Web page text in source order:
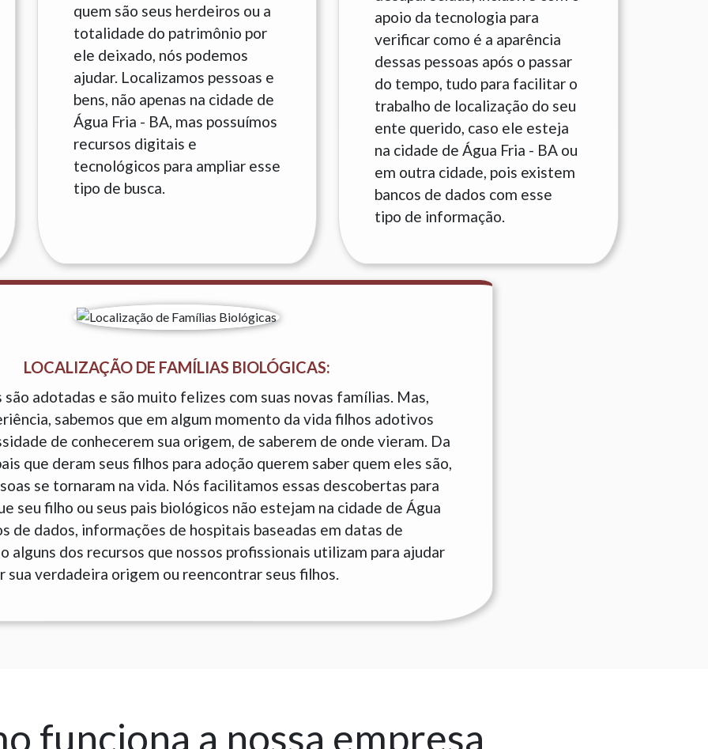
quem são seus herdeiros ou a
totalidade do patrimônio por
ele deixado, nós podemos
ajudar. Localizamos pessoas e
bens, não apenas na cidade de
Água Fria - BA, mas possuímos
recursos digitais e
tecnológicos para ampliar esse
tipo de busca.
apoio da tecnologia para
verificar como é a aparência
dessas pessoas após o passar
do tempo, tudo para facilitar o
trabalho de localização do seu
ente querido, caso ele esteja
na cidade de Água Fria - BA ou
em outra cidade, pois existem
bancos de dados com esse
tipo de informação.
LOCALIZAÇÃO DE FAMÍLIAS BIOLÓGICAS:
adotadas e são muito felizes com suas novas famílias. Mas,
sabemos que em algum momento da vida filhos adotivos
de conhecerem sua origem, de saberem de onde vieram. Da
que deram seus filhos para adoção querem saber quem eles são,
se tornaram na vida. Nós facilitamos essas descobertas para
seu filho ou seus pais biológicos não estejam na cidade de Água
de dados, informações de hospitais baseadas em datas de
alguns dos recursos que nossos profissionais utilizam para ajudar
sua verdadeira origem ou reencontrar seus filhos.
funciona a nossa empresa